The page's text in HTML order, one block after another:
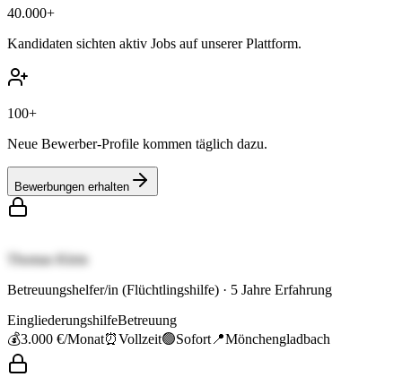
40.000+
Kandidaten sichten aktiv Jobs auf unserer Plattform.
100+
Neue Bewerber-Profile kommen täglich dazu.
Bewerbungen erhalten
Thomas Klein
Betreuungshelfer/in (Flüchtlingshilfe) · 5 Jahre Erfahrung
EingliederungshilfeBetreuung
💰3.000 €/Monat⏰Vollzeit🟢Sofort 📍Mönchengladbach